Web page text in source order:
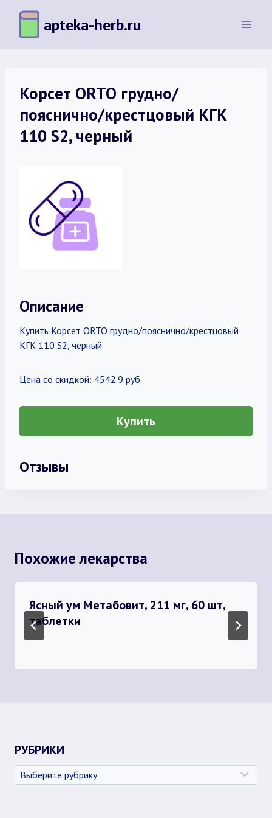
Перейти
содержимому
apteka-herb.ru
Корсет ORTO грудно/
пояснично/крестцовый КГК
110 S2, черный
Описание
Купить Корсет ORTO грудно/пояснично/крестцовый
КГК 110 S2, черный
Цена со скидкой: 4542.9 руб.
Купить
Отзывы
Похожие лекарства
Ясный ум Метабовит, 211 мг, 60 шт,
таблетки
РУБРИКИ
Рубрики